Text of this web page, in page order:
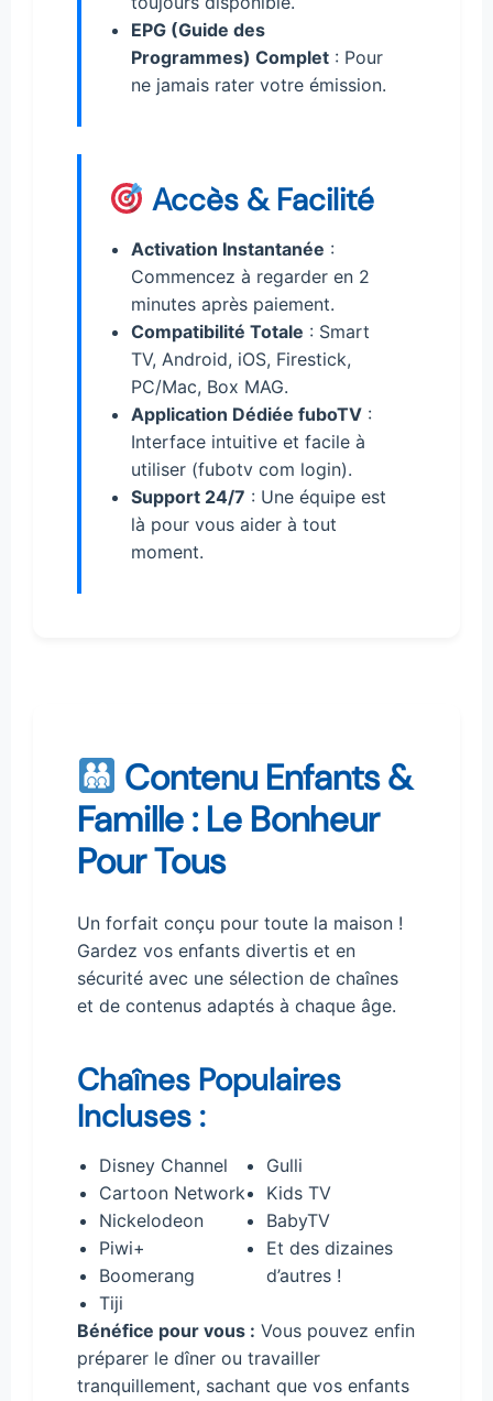
EPG (Guide des
Programmes) Complet : Pour
ne jamais rater votre émission.
Accès & Facilité
Activation Instantanée :
Commencez à regarder en 2
minutes après paiement.
Compatibilité Totale : Smart
TV, Android, iOS, Firestick,
PC/Mac, Box MAG.
Application Dédiée fuboTV :
Interface intuitive et facile à
utiliser (fubotv com login).
Support 24/7 : Une équipe est
là pour vous aider à tout
moment.
Contenu Enfants &
Famille : Le Bonheur
Pour Tous
Un forfait conçu pour toute la maison !
Gardez vos enfants divertis et en
sécurité avec une sélection de chaînes
et de contenus adaptés à chaque âge.
Chaînes Populaires
Incluses :
Disney Channel
Cartoon Network
Nickelodeon
Piwi+
Boomerang
Tiji
Gulli
Kids TV
BabyTV
Et des dizaines
d’autres !
Bénéfice pour vous : Vous pouvez enfin
préparer le dîner ou travailler
tranquillement, sachant que vos enfants